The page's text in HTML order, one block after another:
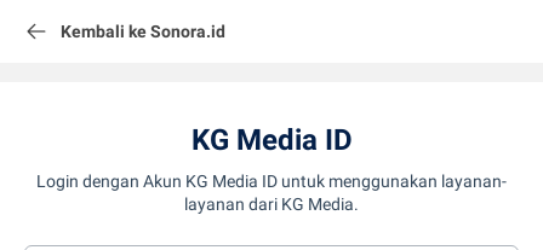
Kembali ke Sonora.id
KG Media ID
Login dengan Akun KG Media ID untuk menggunakan layanan-
layanan dari KG Media.